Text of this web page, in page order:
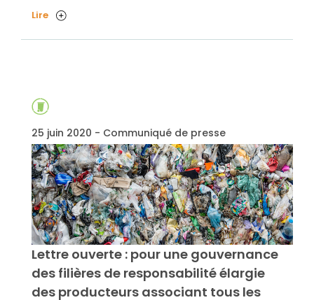
Lire
25 juin 2020 - Communiqué de presse
Lettre ouverte : pour une gouvernance
des filières de responsabilité élargie
des producteurs associant tous les